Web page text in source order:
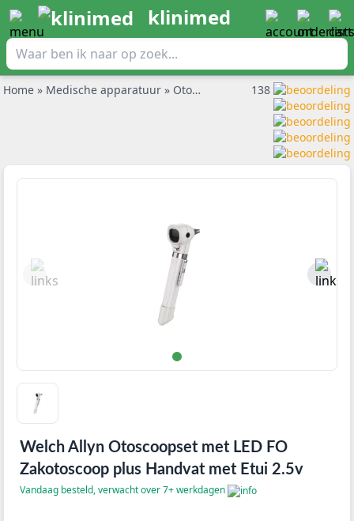
klinimed
Home » Medische apparatuur » Otoscoop Welch Allyn
138
Welch Allyn Otoscoopset met LED FO
Zakotoscoop plus Handvat met Etui 2.5v
Vandaag besteld, verwacht over 7+ werkdagen